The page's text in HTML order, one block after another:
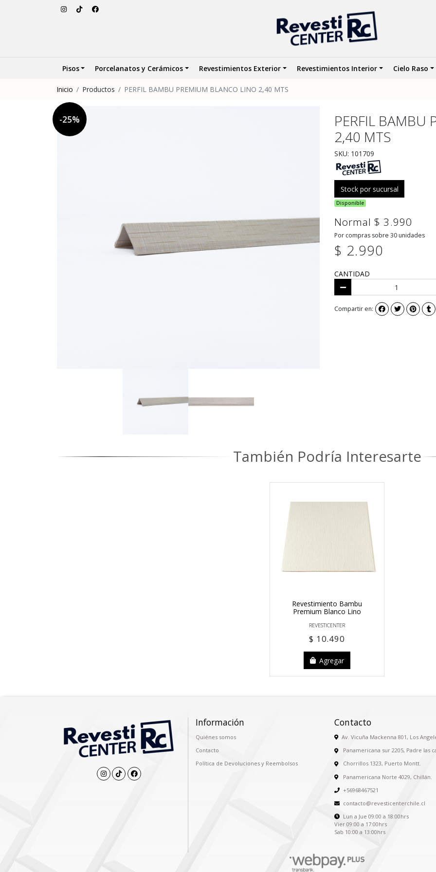
Pisos Porcelanatos y Cerámicos Revestimientos Exterior Revestimientos Interior Cielo Raso
Inicio Productos PERFIL BAMBU PREMIUM BLANCO LINO 2,40 MTS
-25%
PERFIL BAMBU
2,40 MTS
SKU: 101709
Stock por sucursal
Disponible
Normal $ 3.990
Por compras sobre 30 unidades
$ 2.990
CANTIDAD
Compartir en:
También Podría Interesarte
Revestimiento Bambu
Premium Blanco Lino
REVESTICENTER
$ 10.490
Agregar
Información
Quiénes somos
Contacto
Política de Devoluciones y Reembolsos
Contacto
Av. Vicuña Mackenna 801, Los
Panamericana sur 2205, Padre las
Chorrillos 1323, Puerto Montt.
Panamericana Norte 4029, Chillán.
+56968467521
contacto@revesticenterchile.cl
Lun a Jue 09:00 a 18:00hrs
Vier 09:00 a 17:00hrs
Sab 10:00 a 13:00hrs